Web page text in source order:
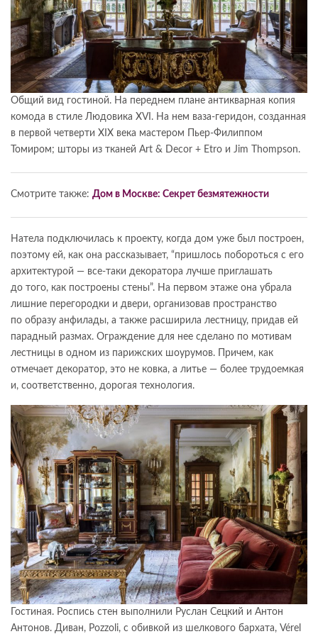
Общий вид гостиной. На переднем плане антикварная копия
комода в стиле Людовика XVI. На нем ваза-геридон, созданная
в первой четверти XIX века мастером Пьер-Филиппом
Томиром; шторы из тканей Art & Decor + Etro и Jim Thompson.
Смотрите также: Дом в Москве: Секрет безмятежности
Натела подключилась к проекту, когда дом уже был построен,
поэтому ей, как она рассказывает, “пришлось побороться с его
архитектурой — все-таки декоратора лучше приглашать
до того, как построены стены”. На первом этаже она убрала
лишние перегородки и двери, организовав пространство
по образу анфилады, а также расширила лестницу, придав ей
парадный размах. Ограждение для нее сделано по мотивам
лестницы в одном из парижских шоурумов. Причем, как
отмечает декоратор, это не ковка, а литье — более трудоемкая
и, соответственно, дорогая технология.
Гостиная. Роспись стен выполнили Руслан Сецкий и Антон
Антонов. Диван, Pozzoli, с обивкой из шелкового бархата, Vérel